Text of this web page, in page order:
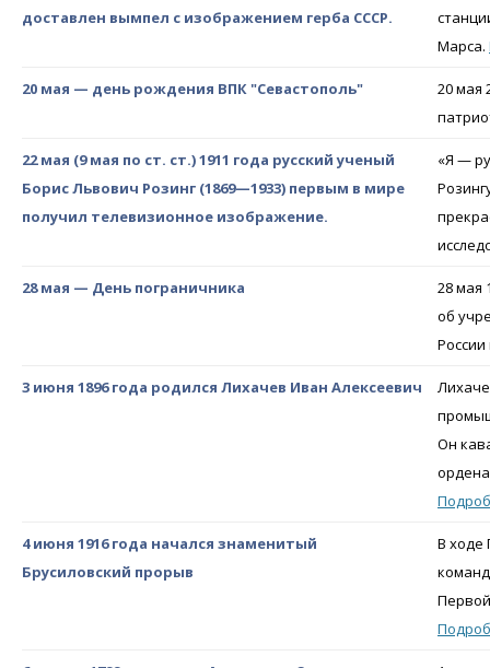
доставлен вымпел с изображением герба СССР.
Марса.
20 мая — день рождения ВПК "Севастополь"
20 мая
22 мая (9 мая по ст. ст.) 1911 года русский ученый
Борис Львович Розинг (1869—1933) первым в мире
получил телевизионное изображение.
«Я —
28 мая — День пограничника
28 мая
об
3 июня 1896 года родился Лихачев Иван Алексеевич
Он
4 июня 1916 года начался знаменитый
Брусиловский прорыв
В ходе